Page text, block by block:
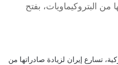
من البتروكيماويات، بفتح
تسارع إيران لزيادة صادراتها من